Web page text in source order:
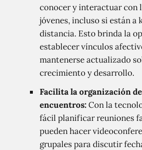
conocer y interactuar con
jóvenes, incluso si están a
distancia. Esto brinda la
establecer vínculos
mantenerse actualizado
crecimiento y desarrollo.
Facilita la organización
encuentros:Con la
fácil planificar reuniones
pueden hacer
grupales para discutir